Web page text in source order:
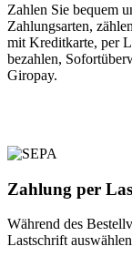
Zahlen Sie bequem
Zahlungsarten,
mit Kreditkarte, per
bezahlen,
Giropay.
Zahlung per
Während des
Lastschrift